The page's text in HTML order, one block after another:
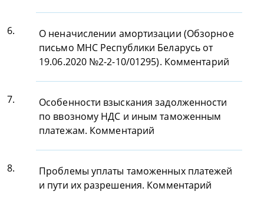
6.
О неначислении амортизации (Обзорное
письмо МНС Республики Беларусь от
19.06.2020 №2-2-10/01295). Комментарий
7.
Особенности взыскания задолженности
по ввозному НДС и иным таможенным
платежам. Комментарий
8.
Проблемы уплаты таможенных платежей
и пути их разрешения. Комментарий